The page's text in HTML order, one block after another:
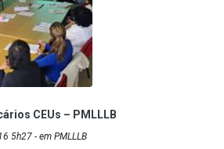
CEUs – PMLLLB
5h27 - em PMLLLB